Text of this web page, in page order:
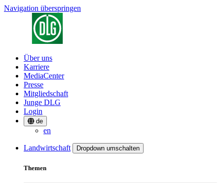
Navigation überspringen
Über uns
Karriere
MediaCenter
Presse
Mitgliedschaft
Junge DLG
Login
de
en
Landwirtschaft Dropdown umschalten
Themen